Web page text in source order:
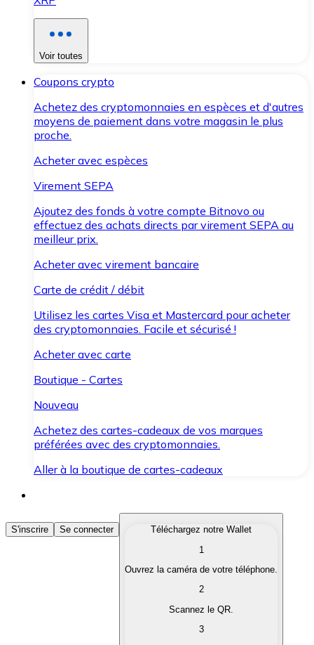
Voir toutes
Coupons crypto
Achetez des cryptomonnaies en espèces et d'autres
moyens de paiement dans votre magasin le plus
proche.
Acheter avec espèces
Virement SEPA
Ajoutez des fonds à votre compte Bitnovo ou
effectuez des achats directs par virement SEPA au
meilleur prix.
Acheter avec virement bancaire
Carte de crédit / débit
Utilisez les cartes Visa et Mastercard pour acheter
des cryptomonnaies. Facile et sécurisé !
Acheter avec carte
Boutique - Cartes
Nouveau
Achetez des cartes-cadeaux de vos marques
préférées avec des cryptomonnaies.
Aller à la boutique de cartes-cadeaux
Acheter des Cryptomonnaies
Achetez les cryptomonnaies qui vous intéressent
Convertissez vos cryptomonnaies en monnaie
S'inscrire Se connecter
Téléchargez notre Wallet
1
Ouvrez la caméra de votre téléphone.
2
Scannez le QR.
3